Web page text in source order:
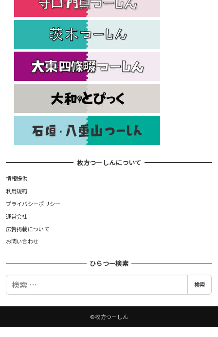
枚方つーしんについて
情報提供
利用規約
プライバシーポリシー
運営会社
広告掲載について
お問い合わせ
ひらつー検索
検
検索
©枚方つーしん